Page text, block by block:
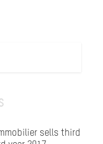
sells third